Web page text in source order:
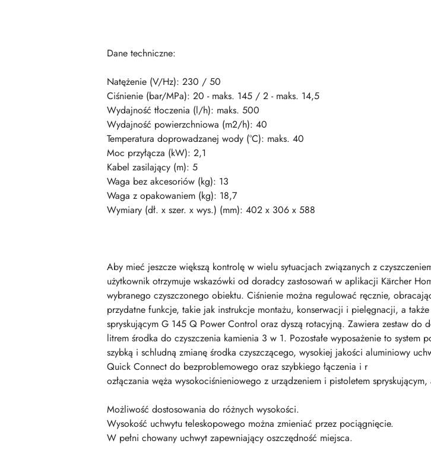
Dane techniczne:
Natężenie (V/Hz): 230 / 50
Ciśnienie (bar/MPa): 20 - maks. 145 / 2 - maks. 14,5
Wydajność tłoczenia (l/h): maks. 500
Wydajność powierzchniowa (m2/h): 40
Temperatura doprowadzanej wody (°C): maks. 40
Moc przyłącza (kW): 2,1
Kabel zasilający (m): 5
Waga bez akcesoriów (kg): 13
Waga z opakowaniem (kg): 18,7
Wymiary (dł. x szer. x wys.) (mm): 402 x 306 x 588
Aby mieć jeszcze większą kontrolę w wielu sytuacjach związanych z
użytkownik otrzymuje wskazówki od doradcy zastosowań w aplikacji Kärcher
wybranego czyszczonego obiektu. Ciśnienie można regulować ręcznie,
przydatne funkcje, takie jak instrukcje montażu, konserwacji i pielęgnacji, a
spryskującym G 145 Q Power Control oraz dyszą rotacyjną. Zawiera zestaw do
litrem środka do czyszczenia kamienia 3 w 1. Pozostałe wyposażenie to
szybką i schludną zmianę środka czyszczącego, wysokiej jakości aluminiowy
Quick Connect do bezproblemowego oraz szybkiego łączenia i r
ozłączania węża wysokociśnieniowego z urządzeniem i pistoletem
Możliwość dostosowania do różnych wysokości.
Wysokość uchwytu teleskopowego można zmieniać przez pociągnięcie.
W pełni chowany uchwyt zapewniający oszczędność miejsca.